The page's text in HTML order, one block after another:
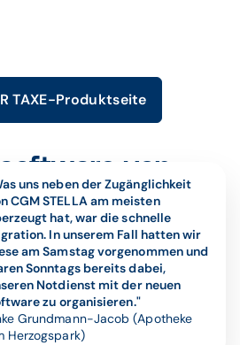
TAXE-Produktseite
von
uns neben der Zugänglichkeit
CGM STELLA am meisten
hat, war die schnelle
In unserem Fall hatten wir
am Samstag vorgenommen und
Sonntags bereits dabei,
Notdienst mit der neuen
zu organisieren."
Grundmann-Jacob (Apotheke
Herzogspark)